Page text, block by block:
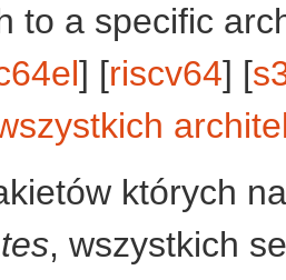
to a specific
] [riscv64] [
których
, wszystkich